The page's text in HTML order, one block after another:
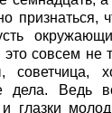
признаться,
совсем не
советчица,
дела. Ведь
глазки